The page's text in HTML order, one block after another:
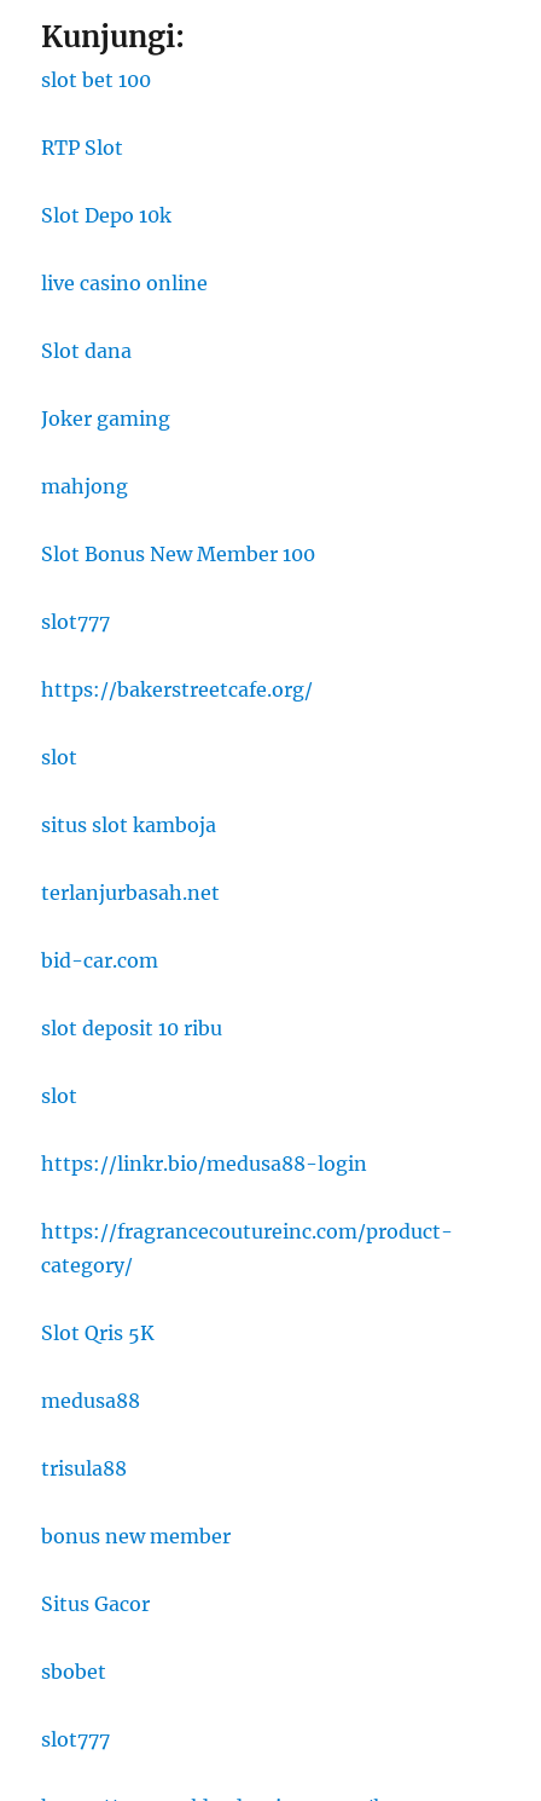
Kunjungi:
slot bet 100
RTP Slot
Slot Depo 10k
live casino online
Slot dana
Joker gaming
mahjong
Slot Bonus New Member 100
slot777
https://bakerstreetcafe.org/
slot
situs slot kamboja
terlanjurbasah.net
bid-car.com
slot deposit 10 ribu
slot
https://linkr.bio/medusa88-login
https://fragrancecoutureinc.com/product-
category/
Slot Qris 5K
medusa88
trisula88
bonus new member
Situs Gacor
sbobet
slot777